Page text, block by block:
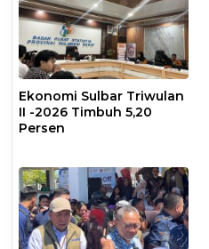
Ekonomi Sulbar Triwulan
II -2026 Timbuh 5,20
Persen